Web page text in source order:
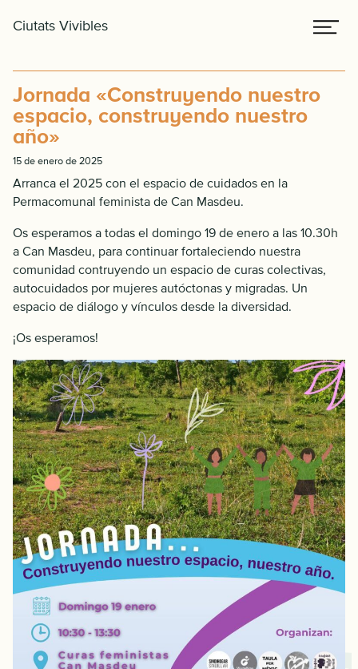
a
navegación
principal
al
principal
Ciutats Vivibles
Jornada «Construyendo nuestro
espacio, construyendo nuestro
año»
15 de enero de 2025
Arranca el 2025 con el espacio de cuidados en la
Permacomunal feminista de Can Masdeu.
Os esperamos a todas el domingo 19 de enero a las 10.30h
a Can Masdeu, para continuar fortaleciendo nuestra
comunidad contruyendo un espacio de curas colectivas,
autocuidados por mujeres autóctonas y migradas. Un
espacio de diálogo y vínculos desde la diversidad.
¡Os esperamos!